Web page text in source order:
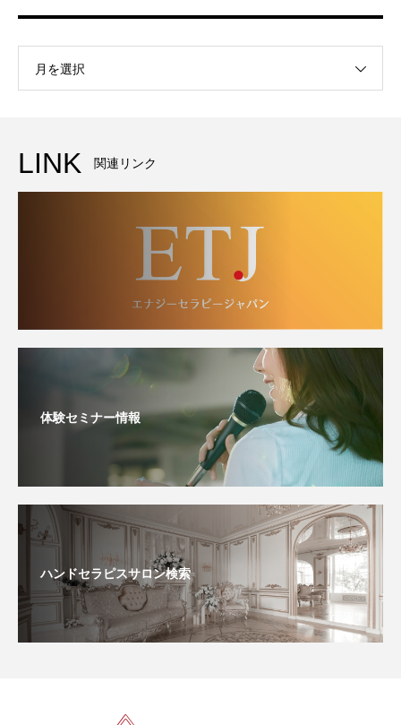
月を選択
LINK 関連リンク
体験セミナー情報
ハンドセラピスサロン検索